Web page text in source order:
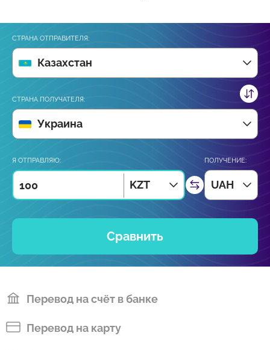
СТРАНА ОТПРАВИТЕЛЯ:
Казахстан
СТРАНА ПОЛУЧАТЕЛЯ:
Украина
Я ОТПРАВЛЯЮ:
KZT
ПОЛУЧЕНИЕ:
UAH
Сравнить
Перевод на счёт в банке
Перевод на карту